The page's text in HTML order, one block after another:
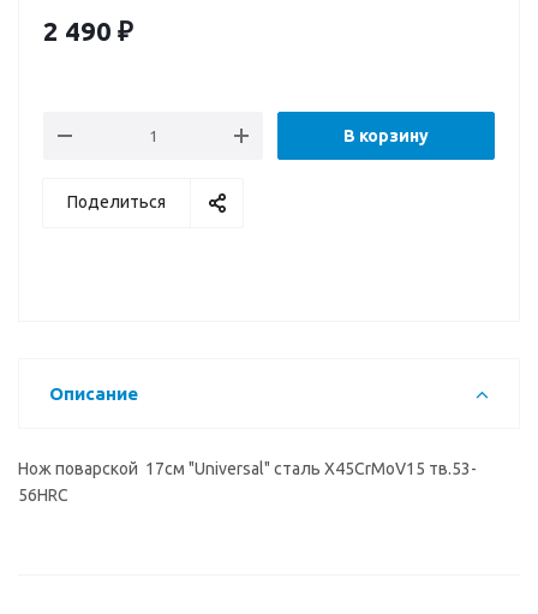
2 490 ₽
В корзину
Поделиться
Описание
Нож поварской 17см "Universal" сталь X45CrMoV15 тв.53-
56HRC